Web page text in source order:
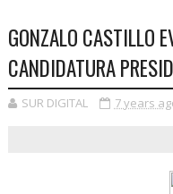
GONZALO CASTILLO
CANDIDATURA
SUR DIGITAL 7 years